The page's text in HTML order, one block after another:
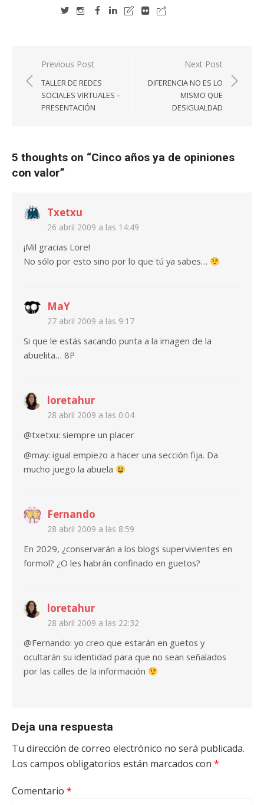
Navegación
de
entradas
Previous Post
TALLER DE REDES
SOCIALES VIRTUALES –
PRESENTACIÓN
Next Post
DIFERENCIA NO ES LO
MISMO QUE
DESIGUALDAD
5 thoughts on “Cinco años ya de opiniones
con valor”
Txetxu
26 abril 2009 a las 14:49
¡Mil gracias Lore!
No sólo por esto sino por lo que tú ya sabes…
MaY
27 abril 2009 a las 9:17
Si que le estás sacando punta a la imagen de la
abuelita… 8P
loretahur
28 abril 2009 a las 0:04
@txetxu: siempre un placer
@may: igual empiezo a hacer una sección fija. Da
mucho juego la abuela
Fernando
28 abril 2009 a las 8:59
En 2029, ¿conservarán a los blogs supervivientes en
formol? ¿O les habrán confinado en guetos?
loretahur
28 abril 2009 a las 22:32
@Fernando: yo creo que estarán en guetos y
ocultarán su identidad para que no sean señalados
por las calles de la información
Deja una respuesta
Tu dirección de correo electrónico no será publicada.
Los campos obligatorios están marcados con *
Comentario *